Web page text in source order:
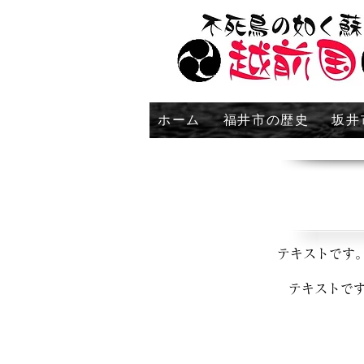
ホーム 福井市の歴史 坂井
テキストです
テキストで